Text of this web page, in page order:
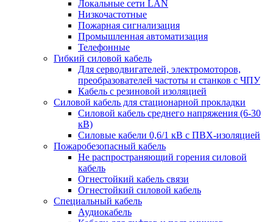
Локальные сети LAN
Низкочастотные
Пожарная сигнализация
Промышленная автоматизация
Телефонные
Гибкий силовой кабель
Для серводвигателей, электромоторов,
преобразователей частоты и станков с ЧПУ
Кабель с резиновой изоляцией
Силовой кабель для стационарной прокладки
Силовой кабель среднего напряжения (6-30
кВ)
Силовые кабели 0,6/1 кВ с ПВХ-изоляцией
Пожаробезопасный кабель
Не распространяющий горения силовой
кабель
Огнестойкий кабель связи
Огнестойкий силовой кабель
Специальный кабель
Аудиокабель